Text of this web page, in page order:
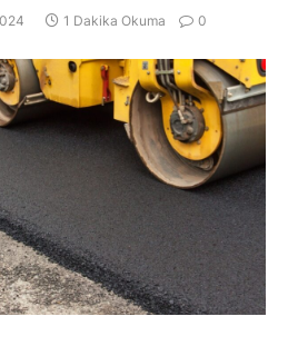
1 Dakika Okuma 0